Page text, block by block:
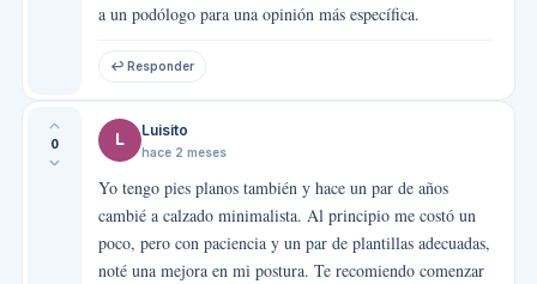
a un podólogo para una opinión más específica.
↩ Responder
0 L Luisito
hace 2 meses
Yo tengo pies planos también y hace un par de años
cambié a calzado minimalista. Al principio me costó un
poco, pero con paciencia y un par de plantillas adecuadas,
noté una mejora en mi postura. Te recomiendo comenzar